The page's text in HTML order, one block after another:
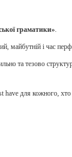
граматики»
майбутній і час
та тезово
have для кожного,